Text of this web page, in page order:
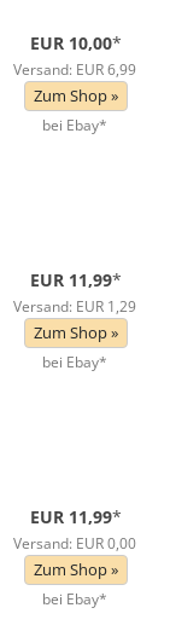
EUR 10,00*
Versand: EUR 6,99
Zum Shop »
bei Ebay*
EUR 11,99*
Versand: EUR 1,29
Zum Shop »
bei Ebay*
EUR 11,99*
Versand: EUR 0,00
Zum Shop »
bei Ebay*